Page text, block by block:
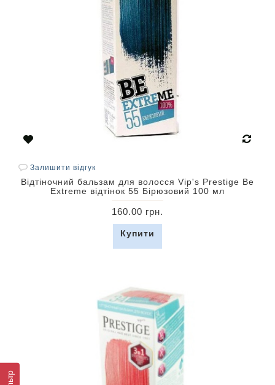
Залишити відгук
Відтіночний бальзам для волосся Vip's Prestige Be
Extreme відтінок 55 Бірюзовий 100 мл
160.00 грн.
Купити